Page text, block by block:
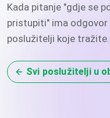
Kada pitanje "gdje se
pristupiti" ima
poslužitelji koje tražite.
Svi poslužitelji u